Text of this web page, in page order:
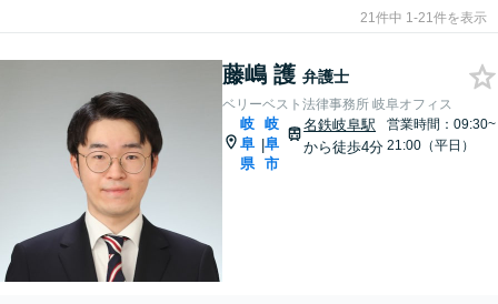
21件中 1-21件を表示
藤嶋 護 弁護士
ベリーベスト法律事務所 岐阜オフィス
岐
阜
県
|
岐
阜
市
名鉄岐阜駅
から徒歩4分
営業時間：09:30~
21:00（平日）